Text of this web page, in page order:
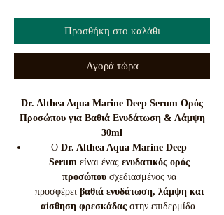
Προσθήκη στο καλάθι
Αγορά τώρα
Dr. Althea Aqua Marine Deep Serum Ορός
Προσώπου για Βαθιά Ενυδάτωση & Λάμψη
30ml
Ο Dr. Althea Aqua Marine Deep
Serumείναι ένας ενυδατικός ορός
προσώπουσχεδιασμένος να
προσφέρει βαθιά ενυδάτωση, λάμψη και
αίσθηση φρεσκάδαςστην επιδερμίδα.